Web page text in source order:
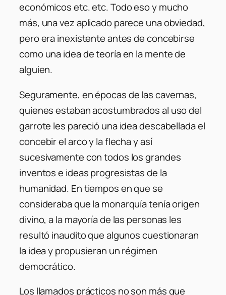
económicos etc. etc. Todo eso y mucho
más, una vez aplicado parece una obviedad,
pero era inexistente antes de concebirse
como una idea de teoría en la mente de
alguien.
Seguramente, en épocas de las cavernas,
quienes estaban acostumbrados al uso del
garrote les pareció una idea descabellada el
concebir el arco y la flecha y así
sucesivamente con todos los grandes
inventos e ideas progresistas de la
humanidad. En tiempos en que se
consideraba que la monarquía tenía origen
divino, a la mayoría de las personas les
resultó inaudito que algunos cuestionaran
la idea y propusieran un régimen
democrático.
Los llamados prácticos no son más que